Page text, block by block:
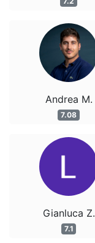
Andrea M.
7.08
Gianluca Z.
7.1